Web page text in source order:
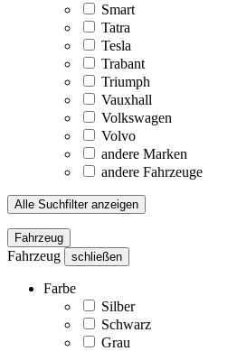
Smart
Tatra
Tesla
Trabant
Triumph
Vauxhall
Volkswagen
Volvo
andere Marken
andere Fahrzeuge
Alle Suchfilter anzeigen
Fahrzeug
Fahrzeug schließen
Farbe
Silber
Schwarz
Grau